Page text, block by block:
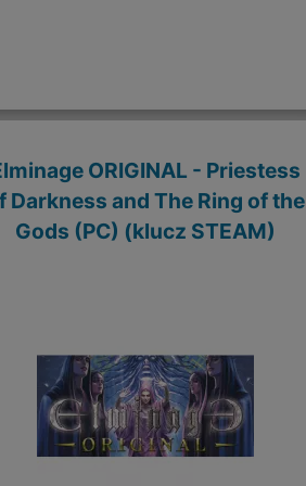
ORIGINAL - Priestess
Darkness and The Ring of the
Gods (PC) (klucz STEAM)